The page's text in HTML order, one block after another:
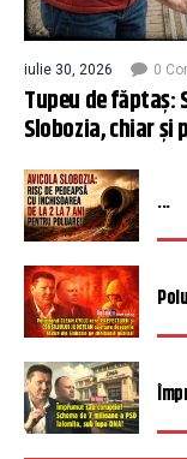
iulie 30, 2026 0
Tupeu de făptaș:
Slobozia, chiar și
...